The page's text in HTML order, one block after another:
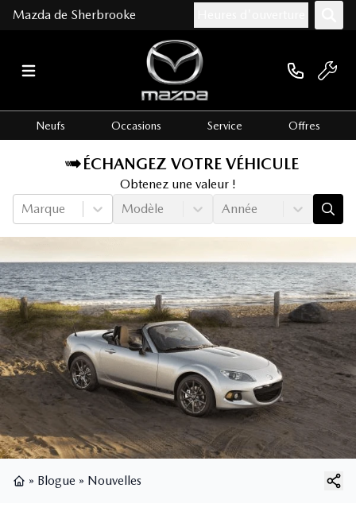
Mazda de Sherbrooke
Neufs Occasions Service Offres
ÉCHANGEZ VOTRE VÉHICULE
Obtenez une valeur !
Marque
Modèle Année
» Blogue » Nouvelles